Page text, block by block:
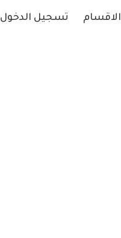
الاقسام تسجيل الدخول